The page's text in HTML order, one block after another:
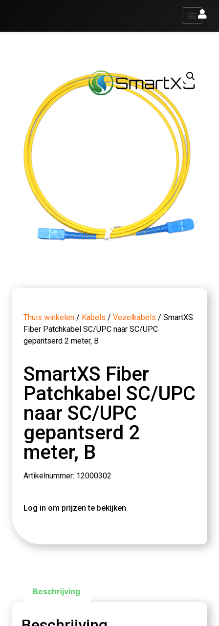
Thuis winkelen / Kabels / Vezelkabels / SmartXS
Fiber Patchkabel SC/UPC naar SC/UPC
gepantserd 2 meter, B
SmartXS Fiber
Patchkabel SC/UPC
naar SC/UPC
gepantserd 2
meter, B
Artikelnummer: 12000302
Log in om prijzen te bekijken
Beschrijving